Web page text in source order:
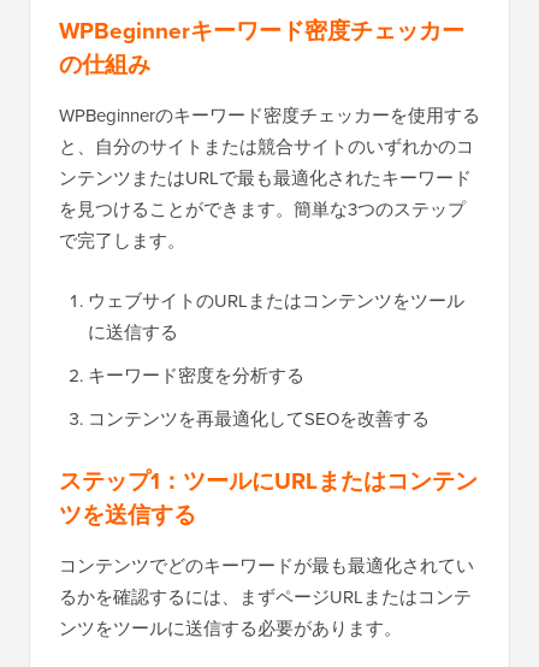
WPBeginnerキーワード密度チェッカー
の仕組み
WPBeginnerのキーワード密度チェッカーを使用する
と、自分のサイトまたは競合サイトのいずれかのコ
ンテンツまたはURLで最も最適化されたキーワード
を見つけることができます。簡単な3つのステップ
で完了します。
ウェブサイトのURLまたはコンテンツをツール
に送信する
キーワード密度を分析する
コンテンツを再最適化してSEOを改善する
ステップ1：ツールにURLまたはコンテン
ツを送信する
コンテンツでどのキーワードが最も最適化されてい
るかを確認するには、まずページURLまたはコンテ
ンツをツールに送信する必要があります。